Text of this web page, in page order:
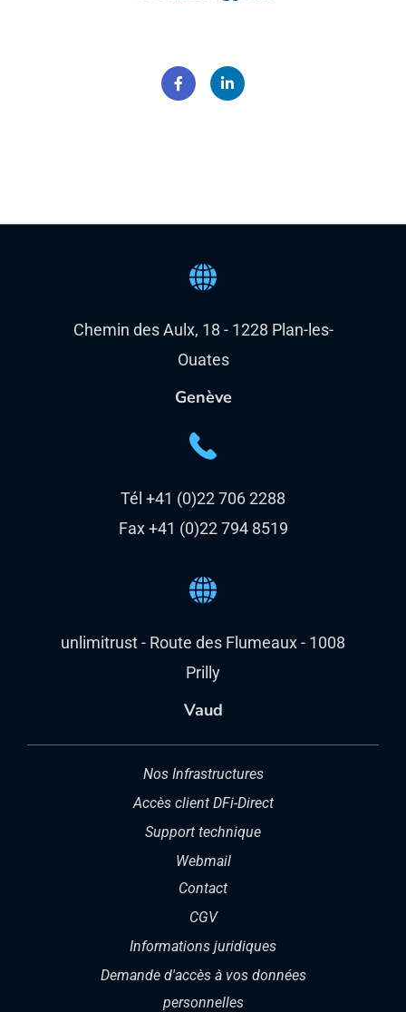
Chemin des Aulx, 18 - 1228 Plan-les-
Ouates
Genève
Tél +41 (0)22 706 2288
Fax +41 (0)22 794 8519
unlimitrust - Route des Flumeaux - 1008
Prilly
Vaud
Nos Infrastructures
Accès client DFi-Direct
Support technique
Webmail
Contact
CGV
Informations juridiques
Demande d'accès à vos données
personnelles